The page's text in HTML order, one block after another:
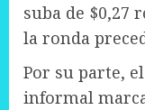
suba de $0,27
la ronda
Por su parte,
informal